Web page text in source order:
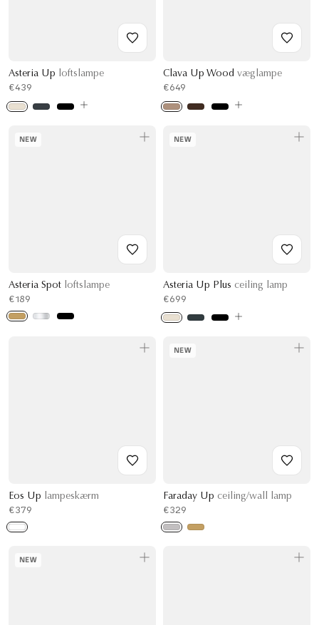
Asteria Up loftslampe
€439
Clava Up Wood væglampe
€649
NEW
Asteria Spot
loftslampe
€189
NEW
Asteria Up Plus ceiling lamp
€699
Eos Up lampeskærm
€379
NEW
Faraday Up ceiling/wall lamp
€329
NEW